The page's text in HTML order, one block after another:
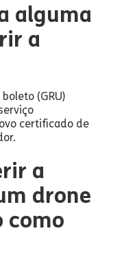
alguma
a
(GRU)
certificado de
a
drone
como